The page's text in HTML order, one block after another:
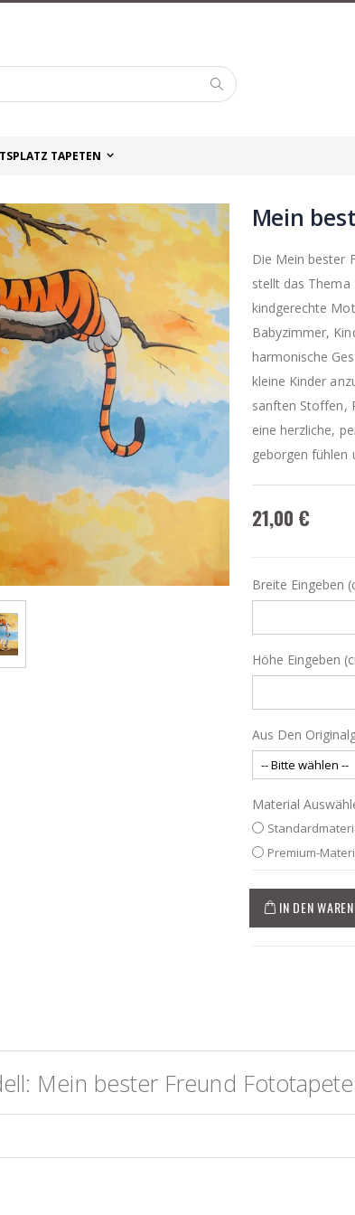
Suche
TAPETEN
Mein
Die Mein bester
stellt das
kindgerechte
Babyzimmer,
harmonische
kleine Kinder
sanften Stoffen,
eine herzliche,
geborgen fühlen
21,00 €
Breite Eingeben
Höhe Eingeben
Aus Den
Material
Premium-
IN DEN
Mein bester Freund Fototapete